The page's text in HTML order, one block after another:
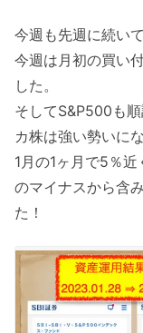
今週も先週に続い
今週は月初の買い
した。
そしてS&P500も
カ株は強い勢いに
1月の1ヶ月で5％
のマイナスから含
た！